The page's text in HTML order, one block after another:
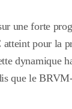
une forte
pour la
dynamique
que le